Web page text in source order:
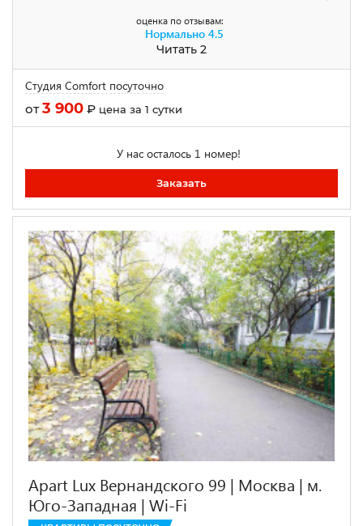
оценка по отзывам:
Нормально 4.5
Читать 2
Студия Comfort посуточно
от3 900 ₽ цена за 1 сутки
У нас осталось 1 номер!
Заказать
Apart Lux Вернандского 99 | Москва | м.
Юго-Западная | Wi-Fi